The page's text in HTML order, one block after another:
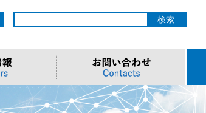
電子部品/Automotive
>車載ソリューション
CSR